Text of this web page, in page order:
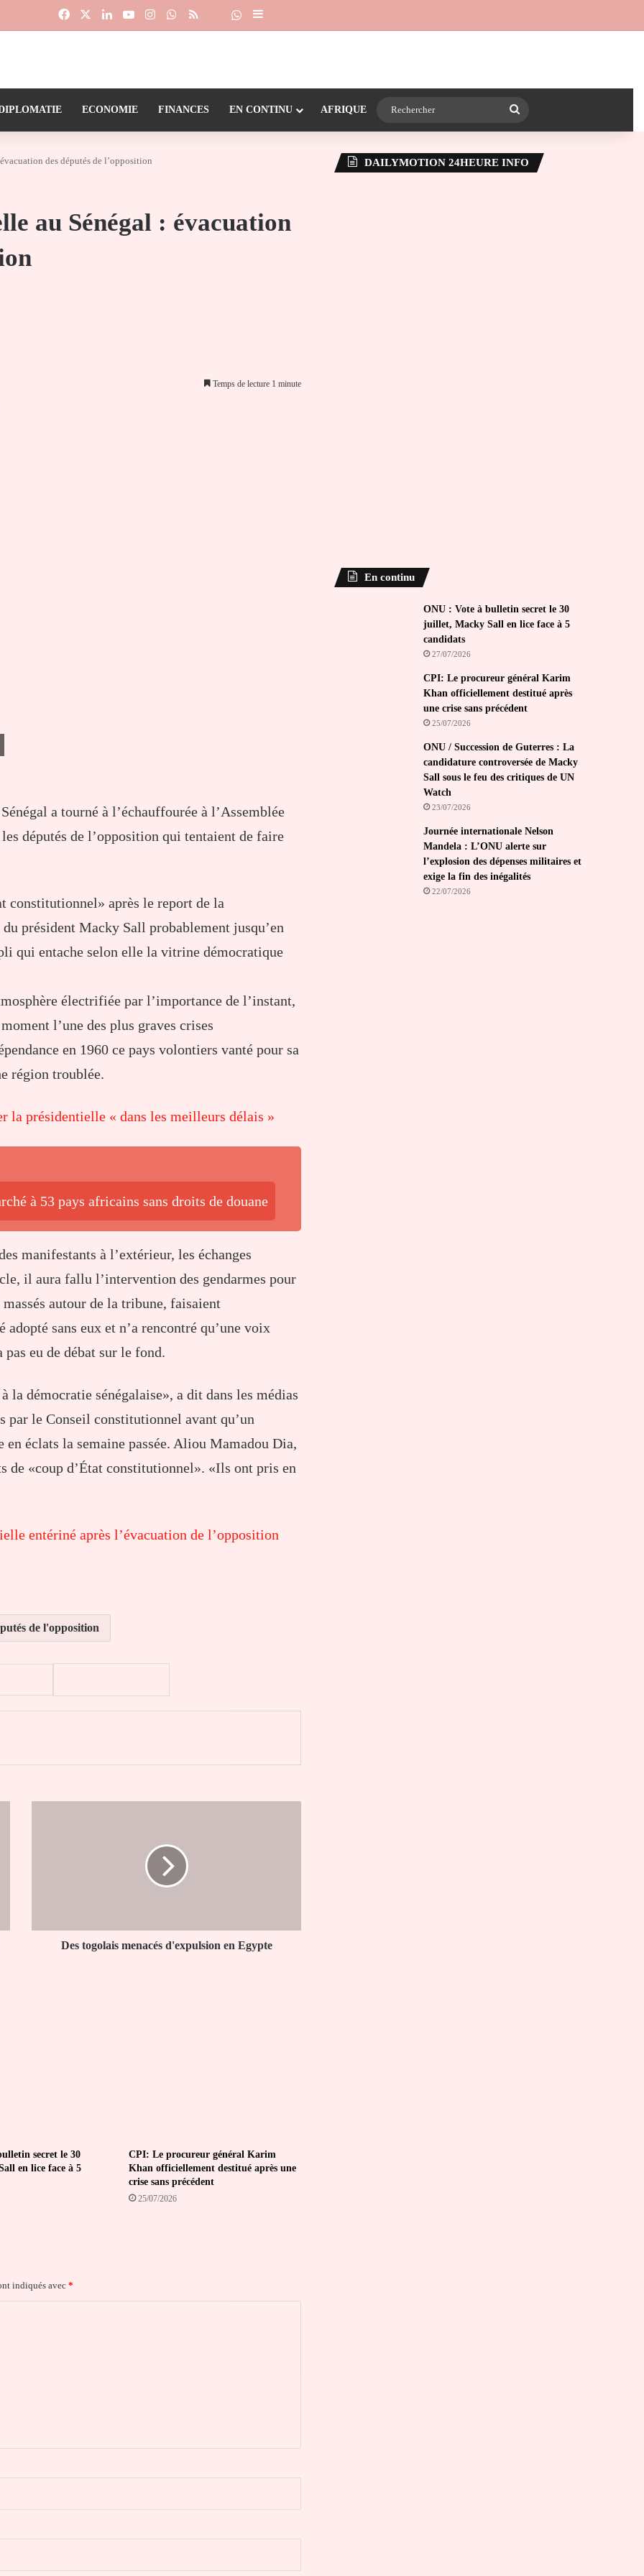
FacebookLinkedinYouTubeInstagramWhatsApp
RSS Dailymotion
Suivre la chaîne 24heureinfo sur WhatsApp
Sidebar (barre latérale)
ECONOMIE FINANCES EN CONTINU AFRIQUE
des députés de l’opposition
au Sénégal : évacuation
Temps de lecture 1 minute
email
a tourné à l’échauffourée à l’Assemblée
députés de l’opposition qui tentaient de faire
constitutionnel» après le report de la
président Macky Sall probablement jusqu’en
qui entache selon elle la vitrine démocratique
électrifiée par l’importance de l’instant,
l’une des plus graves crises
en 1960 ce pays volontiers vanté pour sa
région troublée.
la présidentielle « dans les meilleurs délais »
à 53 pays africains sans droits de douane
manifestants à l’extérieur, les échanges
il aura fallu l’intervention des gendarmes pour
autour de la tribune, faisaient
sans eux et n’a rencontré qu’une voix
eu de débat sur le fond.
la démocratie sénégalaise», a dit dans les médias
par le Conseil constitutionnel avant qu’un
éclats la semaine passée. Aliou Mamadou Dia,
de «coup d’État constitutionnel». «Ils ont pris en
entériné après l’évacuation de l’opposition
de l'opposition
Des togolais menacés d'expulsion en Egypte
secret le 30
en lice face à 5
CPI: Le procureur général Karim
Khan officiellement destitué après une
crise sans précédent
25/07/2026
indiqués avec*
DAILYMOTION 24HEURE INFO
En continu
ONU : Vote à bulletin secret le 30
juillet, Macky Sall en lice face à 5
candidats
27/07/2026
CPI: Le procureur général Karim
Khan officiellement destitué après
une crise sans précédent
25/07/2026
ONU / Succession de Guterres : La
candidature controversée de Macky
Sall sous le feu des critiques de UN
Watch
23/07/2026
Journée internationale Nelson
Mandela : L’ONU alerte sur
l’explosion des dépenses militaires et
exige la fin des inégalités
22/07/2026